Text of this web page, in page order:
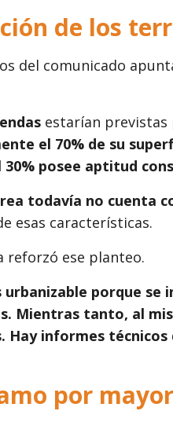
de los
del comunicado
estarían previstas
el 70% de su
posee aptitud
todavía no cuenta
esas características.
reforzó ese planteo.
porque se
Mientras tanto, al
Hay informes
por